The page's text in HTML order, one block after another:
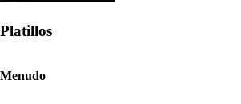
Platillos
Menudo